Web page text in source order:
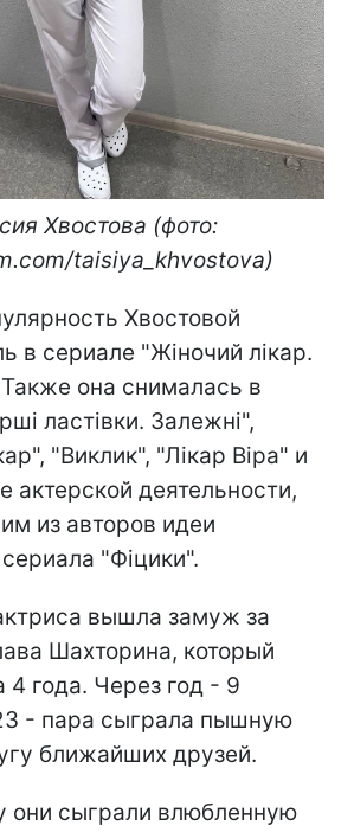
Хвостова (фото:
taisiya_khvostova)
Хвостовой
в сериале "Жіночий лікар.
она снималась в
ластівки. Залежні",
"Виклик", "Лікар Віра" и
актерской деятельности,
из авторов идеи
"Фіцики".
вышла замуж за
Шахторина, который
года. Через год - 9
- пара сыграла пышную
ближайших друзей.
они сыграли влюбленную